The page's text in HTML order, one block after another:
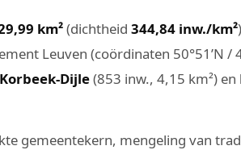
km²(dichtheid 344,84 inw./km²
Leuven (coördinaten 50°51’N /
Korbeek-Dijle(853 inw., 4,15 km²) en
gemeentekern, mengeling van